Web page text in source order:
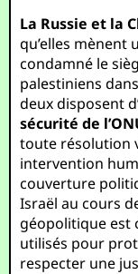
La Russie et la
qu’elles
condamné le
palestiniens
deux disposent
sécurité de
toute résolution
intervention
couverture
Israël au cours
géopolitique est
utilisés pour
respecter une